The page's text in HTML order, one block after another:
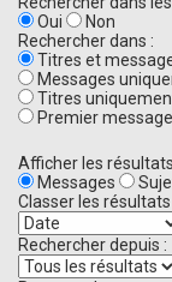
Oui
Non
Rechercher dans :
Titres et
Messages
Titres
Premier
Afficher les
Messages
Classer les résultats
Rechercher depuis :